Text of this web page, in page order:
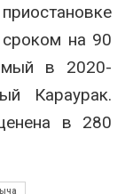
сроком на 90
в 2020-
Караурак.
в 280